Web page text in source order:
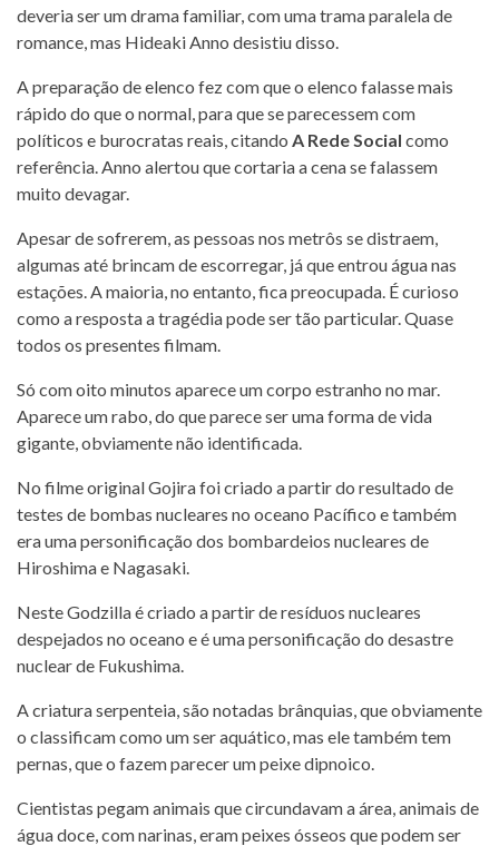
deveria ser um drama familiar, com uma trama paralela de
romance, mas Hideaki Anno desistiu disso.
A preparação de elenco fez com que o elenco falasse mais
rápido do que o normal, para que se parecessem com
políticos e burocratas reais, citando A Rede Social como
referência. Anno alertou que cortaria a cena se falassem
muito devagar.
Apesar de sofrerem, as pessoas nos metrôs se distraem,
algumas até brincam de escorregar, já que entrou água nas
estações. A maioria, no entanto, fica preocupada. É curioso
como a resposta a tragédia pode ser tão particular. Quase
todos os presentes filmam.
Só com oito minutos aparece um corpo estranho no mar.
Aparece um rabo, do que parece ser uma forma de vida
gigante, obviamente não identificada.
No filme original Gojira foi criado a partir do resultado de
testes de bombas nucleares no oceano Pacífico e também
era uma personificação dos bombardeios nucleares de
Hiroshima e Nagasaki.
Neste Godzilla é criado a partir de resíduos nucleares
despejados no oceano e é uma personificação do desastre
nuclear de Fukushima.
A criatura serpenteia, são notadas brânquias, que obviamente
o classificam como um ser aquático, mas ele também tem
pernas, que o fazem parecer um peixe dipnoico.
Cientistas pegam animais que circundavam a área, animais de
água doce, com narinas, eram peixes ósseos que podem ser